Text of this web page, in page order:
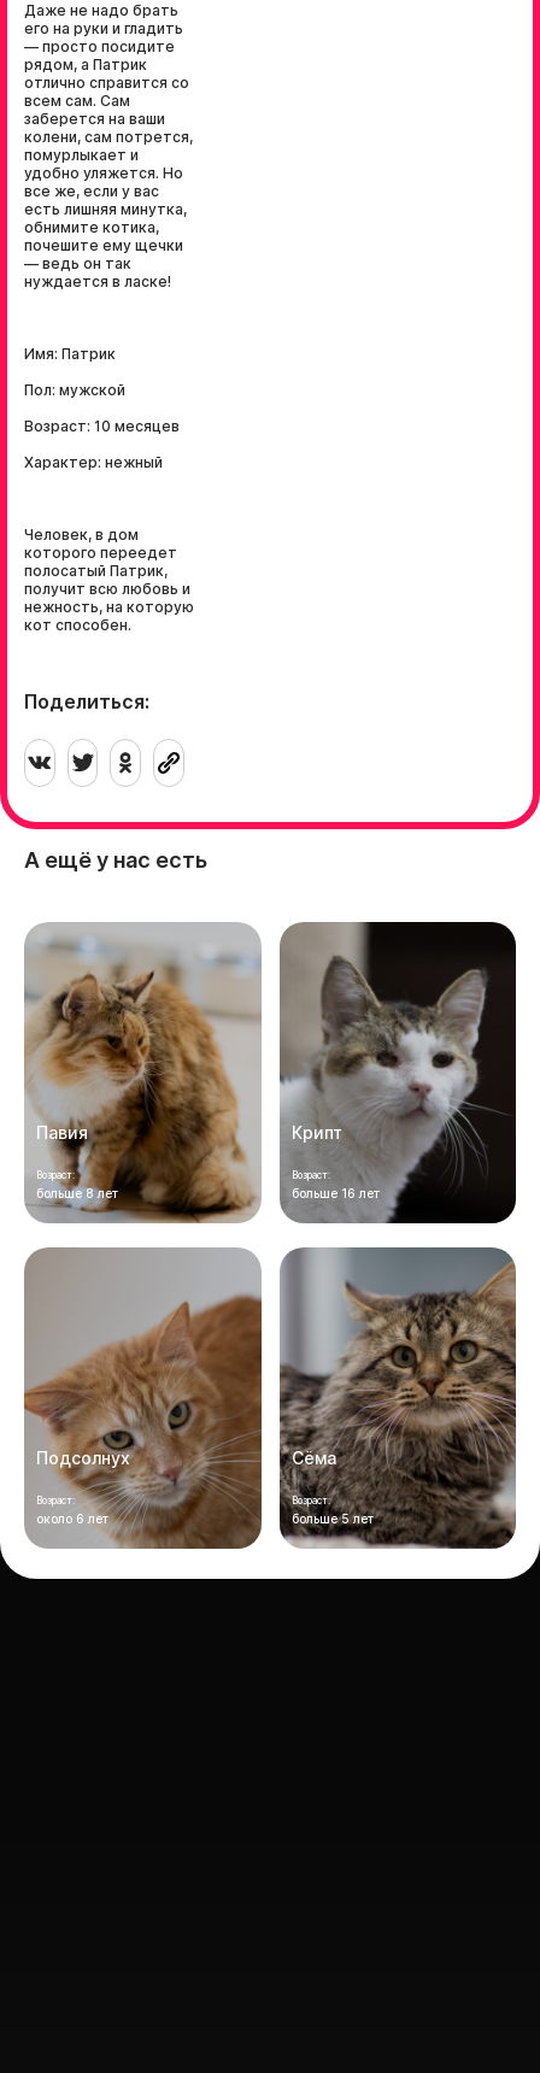
Даже не надо брать
его на руки и гладить
— просто посидите
рядом, а Патрик
отлично справится со
всем сам. Сам
заберется на ваши
колени, сам потрется,
помурлыкает и
удобно уляжется. Но
все же, если у вас
есть лишняя минутка,
обнимите котика,
почешите ему щечки
— ведь он так
нуждается в ласке!
Имя: Патрик
Пол: мужской
Возраст: 10 месяцев
Характер: нежный
Человек, в дом
которого переедет
полосатый Патрик,
получит всю любовь и
нежность, на которую
кот способен.
Поделиться:
А ещё у нас есть
Павия
Возраст:
больше 8 лет
Крипт
Возраст:
больше 16 лет
Подсолнух
Возраст:
около 6 лет
Сёма
Возраст:
больше 5 лет